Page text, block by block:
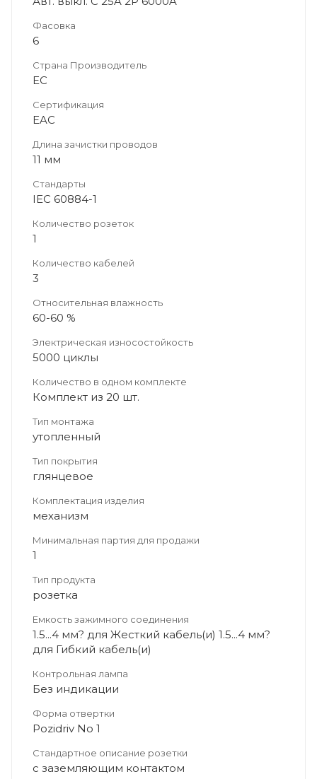
Фасовка
6
Страна Производитель
ЕС
Сертификация
EAC
Длина зачистки проводов
11 мм
Стандарты
IEC 60884-1
Количество розеток
1
Количество кабелей
3
Относительная влажность
60-60 %
Электрическая износостойкость
5000 циклы
Количество в одном комплекте
Комплект из 20 шт.
Тип монтажа
утопленный
Тип покрытия
глянцевое
Комплектация изделия
механизм
Минимальная партия для продажи
1
Тип продукта
розетка
Емкость зажимного соединения
1.5...4 мм? для Жесткий кабель(и) 1.5...4 мм?
для Гибкий кабель(и)
Контрольная лампа
Без индикации
Форма отвертки
Pozidriv No 1
Стандартное описание розетки
с заземляющим контактом